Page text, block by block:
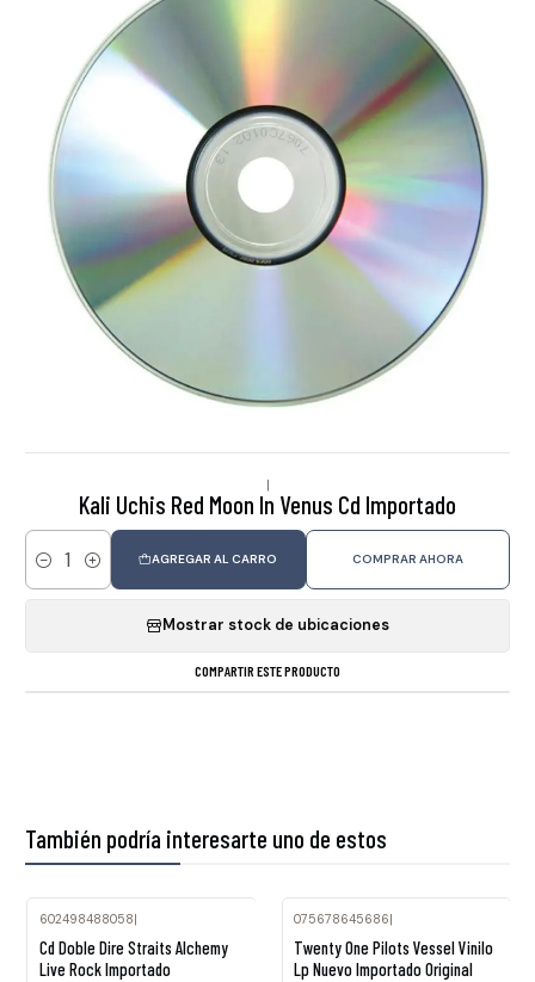
|
Kali Uchis Red Moon In Venus Cd Importado
Cantidad
AGREGAR AL CARRO COMPRAR AHORA
Mostrar stock de ubicaciones
COMPARTIR ESTE PRODUCTO
También podría interesarte uno de estos
602498488058|
Cd Doble Dire Straits Alchemy
Live Rock Importado
075678645686|
Twenty One Pilots Vessel Vinilo
Lp Nuevo Importado Original